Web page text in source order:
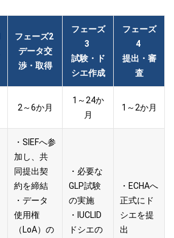
フェーズ2
データ交
渉・取得
フェーズ
3
試験・ド
シエ作成
フェーズ
4
提出・審
査
2～6か月
1～24か
月
1～2か月
・ SIEFへ参
加し、 共
同提出契
約を締結
・ データ
使用権
（LoA）の
・ 必要な
GLP試験
の実施
・ IUCLID
ドシエの
・ ECHAへ
正式にド
シエを提
出